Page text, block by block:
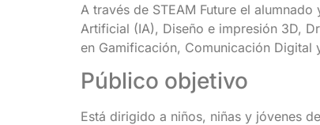
A través de STEAM Future el
Artificial (IA), Diseño e impresión 3D,
en Gamificación, Comunicación
Público objetivo
Está dirigido a niños, niñas y jóvenes